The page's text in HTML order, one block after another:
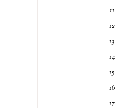
11
12
13
14
15
16
17